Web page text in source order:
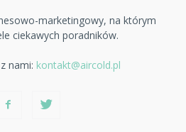
marketingowy, na którym
ciekawych poradników.
nami: kontakt@aircold.pl